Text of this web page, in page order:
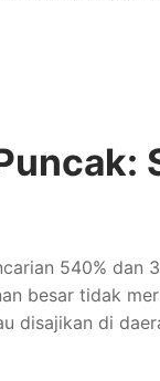
540% dan
besar tidak
disajikan di